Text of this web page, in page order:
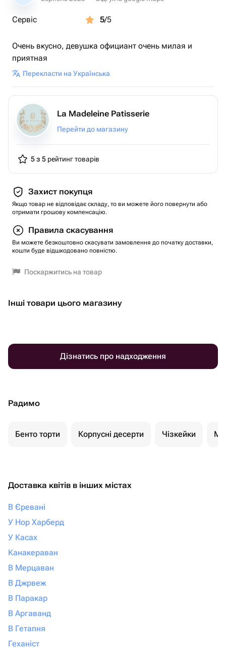
Сервіс 5/5
Очень вкусно, девушка официант очень милая и
приятная
Перекласти на Українська
La Madeleine Patisserie
Перейти до магазину
5 з 5 рейтинг товарів
Захист покупця
Якщо товар не відповідає складу, то ви можете його повернути або
отримати грошову компенсацію.
Правила скасування
Ви можете безкоштовно скасувати замовлення до початку доставки,
кошти буде відшкодовано повністю.
Поскаржитись на товар
Інші товари цього магазину
Дізнатись про надходження
Радимо
Бенто торти Корпусні десерти Чізкейки
Доставка квітів в інших містах
В Єревані
У Нор Харберд
У Касах
Канакераван
В Мерцаван
В Джрвеж
В Паракар
В Аргаванд
В Гетапня
Геханіст